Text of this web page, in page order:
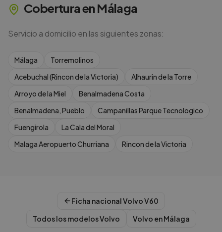
Cobertura enMálaga
Servicio a domicilio en las siguientes zonas:
Málaga
Torremolinos
Acebuchal (Rincon de la Victoria)
Alhaurin de la Torre
Arroyo de la Miel
Benalmadena Costa
Benalmadena, Pueblo
Campanillas Parque Tecnologico
Fuengirola
La Cala del Moral
Malaga Aeropuerto Churriana
Rincon de la Victoria
Ficha nacionalVolvoV60
Todos los modelosVolvo Volvo enMálaga